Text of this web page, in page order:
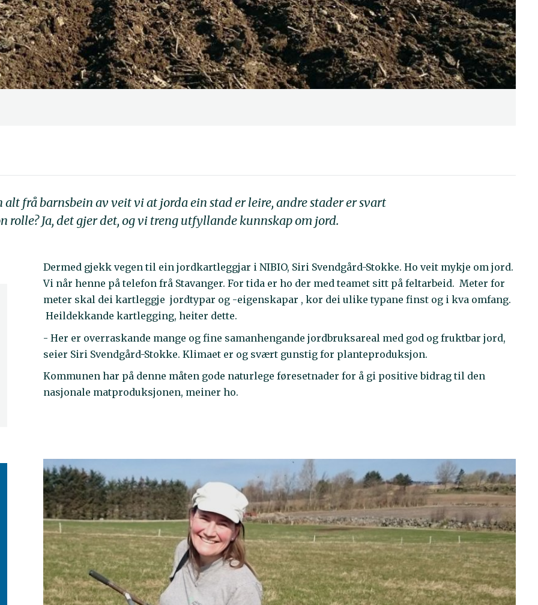
frå barnsbein av veit vi at jorda ein stad er leire, andre stader er svart
rolle? Ja, det gjer det, og vi treng utfyllande kunnskap om jord.
Dermed gjekk vegen til ein jordkartleggjar i NIBIO, Siri Svendgård-Stokke. Ho veit mykje om jord.
Vi når henne på telefon frå Stavanger. For tida er ho der med teamet sitt på feltarbeid. Meter for
meter skal dei kartleggje jordtypar og -eigenskapar , kor dei ulike typane finst og i kva omfang.
Heildekkande kartlegging, heiter dette.
- Her er overraskande mange og fine samanhengande jordbruksareal med god og fruktbar jord,
seier Siri Svendgård-Stokke. Klimaet er og svært gunstig for planteproduksjon.
Kommunen har på denne måten gode naturlege føresetnader for å gi positive bidrag til den
nasjonale matproduksjonen, meiner ho.